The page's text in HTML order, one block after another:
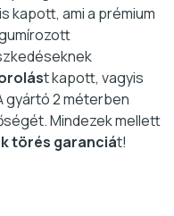
kapott, ami a prémium
t kapott, vagyis
gyártó 2 méterben
Mindezek mellett
törés garanciát!